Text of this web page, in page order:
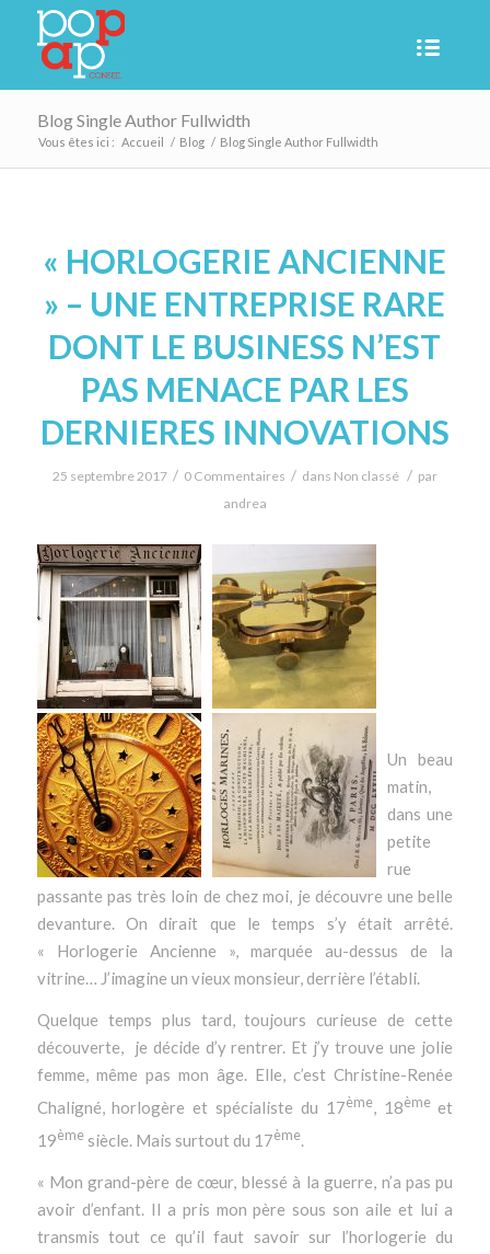
Blog Single Author Fullwidth
Vous êtes ici : Accueil / Blog / Blog Single Author Fullwidth
« HORLOGERIE ANCIENNE
» – UNE ENTREPRISE RARE
DONT LE BUSINESS N’EST
PAS MENACE PAR LES
DERNIERES INNOVATIONS
25 septembre 2017 / 0 Commentaires / dans Non classé / par
andrea
Un beau
matin,
dans une
petite
rue
passante pas très loin de chez moi, je découvre une belle
devanture. On dirait que le temps s’y était arrêté.
« Horlogerie Ancienne », marquée au-dessus de la
vitrine… J’imagine un vieux monsieur, derrière l’établi.
Quelque temps plus tard, toujours curieuse de cette
découverte, je décide d’y rentrer. Et j’y trouve une jolie
femme, même pas mon âge. Elle, c’est Christine-Renée
Chaligné, horlogère et spécialiste du 17ème, 18èmeet
19èmesiècle. Mais surtout du 17ème.
« Mon grand-père de cœur, blessé à la guerre, n’a pas pu
avoir d’enfant. Il a pris mon père sous son aile et lui a
transmis tout ce qu’il faut savoir sur l’horlogerie du